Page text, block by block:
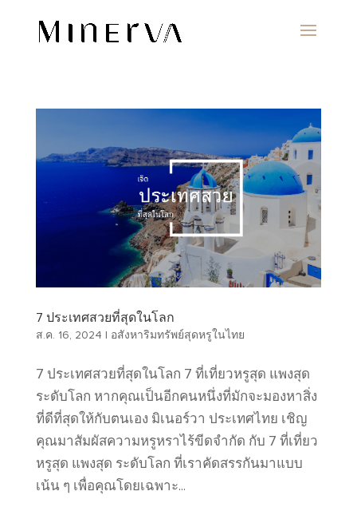
7 ประเทศสวยที่สุดในโลก
ส.ค. 16, 2024 | อสังหาริมทรัพย์สุดหรูในไทย
7 ประเทศสวยที่สุดในโลก 7 ที่เที่ยวหรูสุด แพงสุด
ระดับโลก หากคุณเป็นอีกคนหนึ่งที่มักจะมองหาสิ่ง
ที่ดีที่สุดให้กับตนเอง มิเนอร์วา ประเทศไทย เชิญ
คุณมาสัมผัสความหรูหราไร้ขีดจำกัด กับ 7 ที่เที่ยว
หรูสุด แพงสุด ระดับโลก ที่เราคัดสรรกันมาแบบ
เน้น ๆ เพื่อคุณโดยเฉพาะ...